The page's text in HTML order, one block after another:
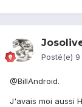
Posté(e) 9
@BillAndroid.
J'avais moi aussi